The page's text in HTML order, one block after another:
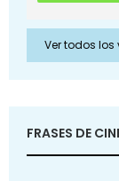
Ver todos los
FRASES DE